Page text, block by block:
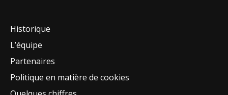
Historique
L’équipe
Partenaires
Politique en matière de cookies